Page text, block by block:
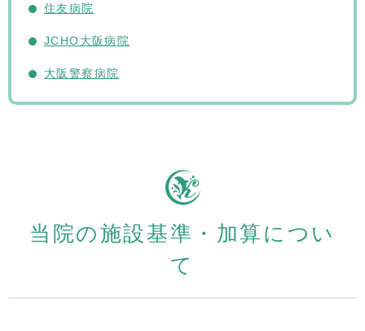
住友病院
JCHO大阪病院
大阪警察病院
当院の施設基準・加算につい
て